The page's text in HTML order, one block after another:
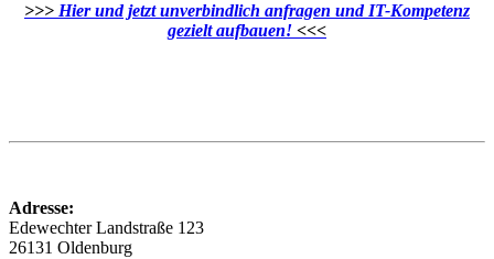
>>> Hier und jetzt unverbindlich anfragen und IT-Kompetenz
gezielt aufbauen! <<<
Adresse:
Edewechter Landstraße 123
26131 Oldenburg